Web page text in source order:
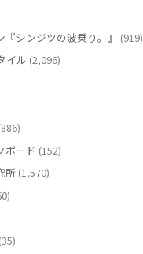
シンジツの波乗り。』
(919)
イル (2,096)
ボード (152)
所(1,570)
(35)